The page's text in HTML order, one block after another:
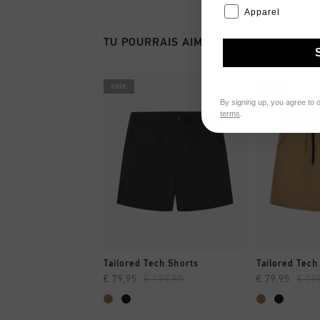
TU POURRAIS AIMER
sale
SHOPPING RAPIDE
Tailored Tech Shorts
€ 79,95 € 199,95
Tailored
€ 79,95 €
Apparel
By signing up, you agree to
terms